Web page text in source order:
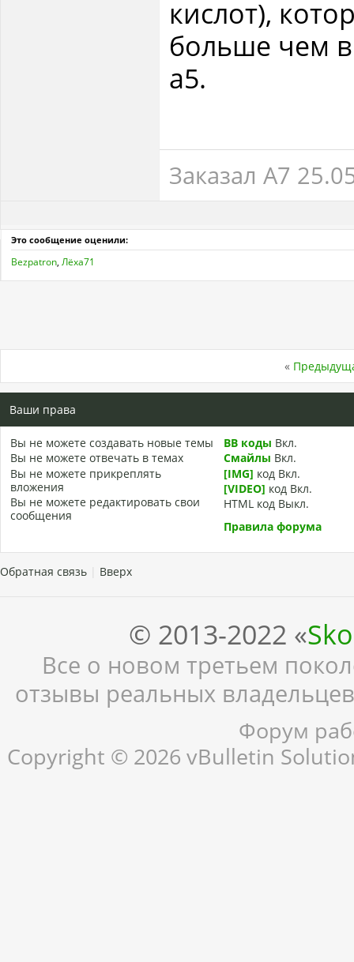
кислот),
больше чем
а5.
Заказал А7
Это сообщение оценили:
Bezpatron, Лёха71
«
Ваши права
Вы не можете создавать новые темы
Вы не можете отвечать в темах
Вы не можете прикреплять
вложения
Вы не можете редактировать свои
сообщения
BB коды Вкл.
Смайлы Вкл.
[IMG] код Вкл.
[VIDEO] код Вкл.
HTML код Выкл.
Правила форума
Обратная связь Вверх
© 2013-2022 «
Все о новом третьем
отзывы реальных
Форум
Copyright © 2026 vBulletin